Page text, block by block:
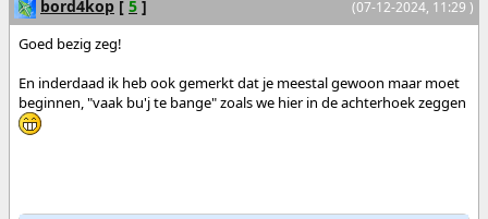
(07-12-2024, 11:29 )
bord4kop [ 5 ]
Goed bezig zeg!
En inderdaad ik heb ook gemerkt dat je meestal gewoon maar moet
beginnen, "vaak bu'j te bange" zoals we hier in de achterhoek zeggen